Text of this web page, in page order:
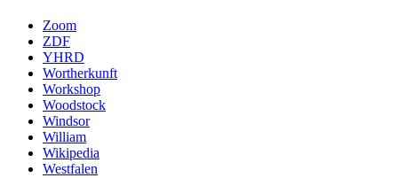
Zoom
ZDF
YHRD
Wortherkunft
Workshop
Woodstock
Windsor
William
Wikipedia
Westfalen